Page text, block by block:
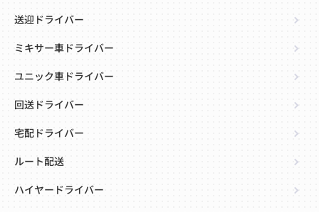
送迎ドライバー
ミキサー車ドライバー
ユニック車ドライバー
回送ドライバー
宅配ドライバー
ルート配送
ハイヤードライバー